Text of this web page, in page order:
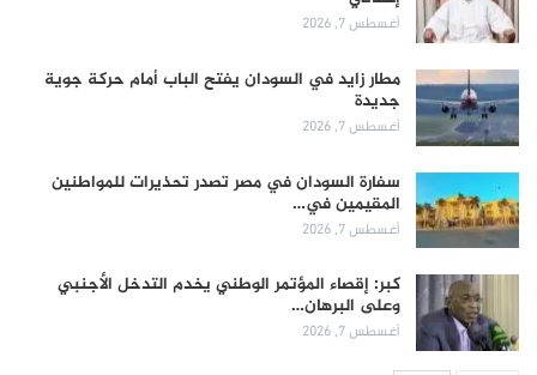
أغسطس 7, 2026
مطار زايد في السودان يفتح الباب أمام حركة جوية
جديدة
أغسطس 7, 2026
سفارة السودان في مصر تصدر تحذيرات للمواطنين
المقيمين في…
أغسطس 7, 2026
كبر: إقصاء المؤتمر الوطني يخدم التدخل الأجنبي
وعلى البرهان…
أغسطس 7, 2026